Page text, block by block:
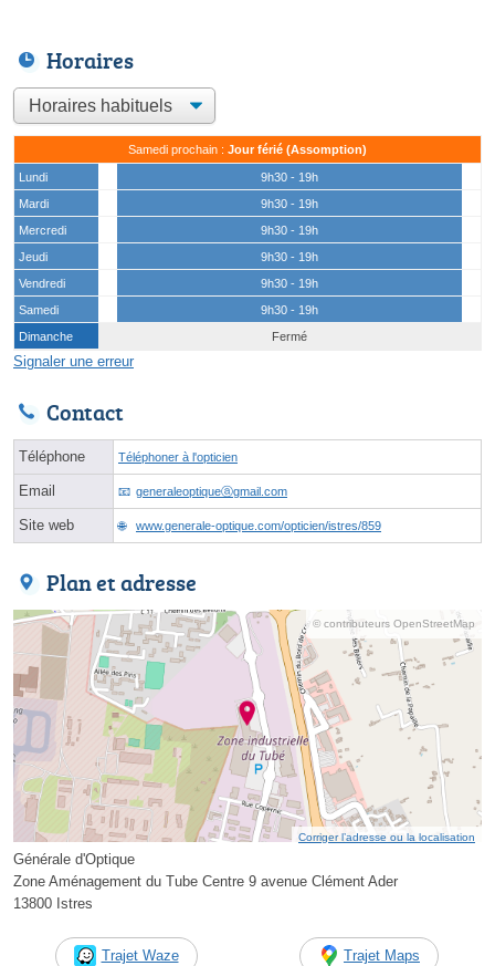
Horaires
Samedi prochain : Jour férié (Assomption)
Lundi
9h30 - 19h
Mardi
9h30 - 19h
Mercredi
9h30 - 19h
Jeudi
9h30 - 19h
Vendredi
9h30 - 19h
Samedi
9h30 - 19h
Dimanche
Fermé
Signaler une erreur
Contact
Téléphone Téléphoner à l'opticien
Email generaleoptiqueⓐgmail.com
Site web www.generale-optique.com/opticien/istres/859
Plan et adresse
© contributeurs OpenStreetMap
Corriger l’adresse ou la localisation
Générale d'Optique
Zone Aménagement du Tube Centre 9 avenue Clément Ader
13800 Istres
Trajet Waze Trajet Maps